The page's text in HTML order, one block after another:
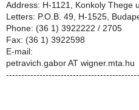
Address: H-1121, Konkoly Thege
Letters: P.O.B. 49, H-1525,
Phone: (36 1) 3922222 / 2705
Fax: (36 1) 3922598
E-mail:
petravich.gabor AT wigner.mta.hu